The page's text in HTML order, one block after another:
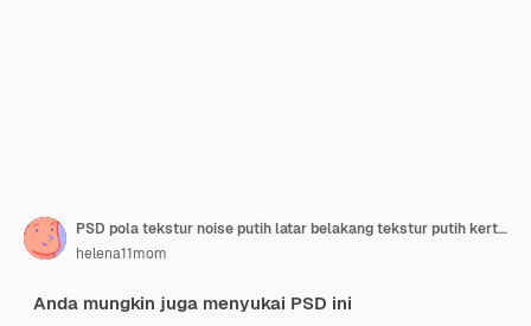
PSD pola tekstur noise putih latar belakang tekstur putih kertas
helena11mom
Anda mungkin juga menyukai PSD ini